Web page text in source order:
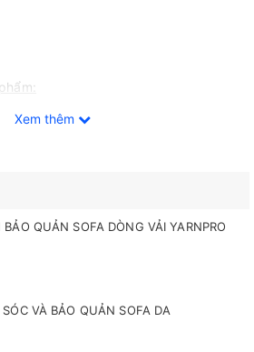
gói: 32.7kg
thùng
Xem thêm
QUẢN SOFA DÒNG VẢI YARNPRO
VÀ BẢO QUẢN SOFA DA